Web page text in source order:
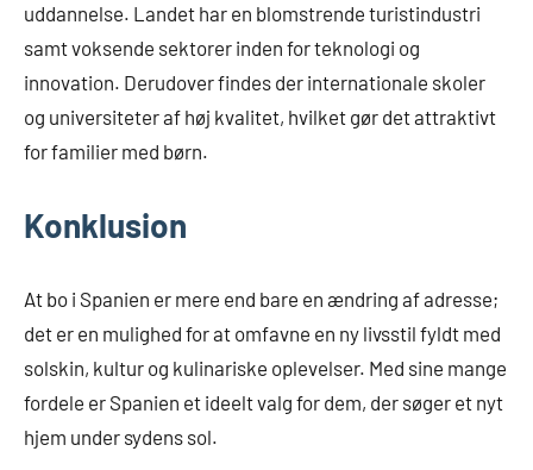
uddannelse. Landet har en blomstrende turistindustri
samt voksende sektorer inden for teknologi og
innovation. Derudover findes der internationale skoler
og universiteter af høj kvalitet, hvilket gør det attraktivt
for familier med børn.
Konklusion
At bo i Spanien er mere end bare en ændring af adresse;
det er en mulighed for at omfavne en ny livsstil fyldt med
solskin, kultur og kulinariske oplevelser. Med sine mange
fordele er Spanien et ideelt valg for dem, der søger et nyt
hjem under sydens sol.